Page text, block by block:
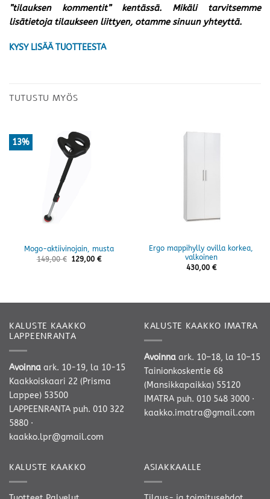
”tilauksen kommentit” kentässä. Mikäli tarvitsemme
lisätietoja tilaukseen liittyen, otamme sinuun yhteyttä.
KYSY LISÄÄ TUOTTEESTA
TUTUSTU MYÖS
13%
Mogo-aktiivinojain, musta
149,00€ 129,00€
Ergo mappihylly ovilla korkea,
valkoinen
430,00 €
KALUSTE KAAKKO
LAPPEENRANTA
Avoinna ark. 10-19, la 10-15
Kaakkoiskaari 22 (Prisma
Lappee) 53500
LAPPEENRANTA puh. 010 322
5880 ·
kaakko.lpr@gmail.com
KALUSTE KAAKKO IMATRA
Avoinna ark. 10–18, la 10–15
Tainionkoskentie 68
(Mansikkapaikka) 55120
IMATRA puh. 010 548 3000 ·
kaakko.imatra@gmail.com
KALUSTE KAAKKO ASIAKKAALLE